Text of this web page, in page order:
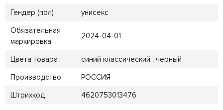
Гендер (пол)
унисекс
Обязательная
маркировка
2024-04-01
Цвета товара
синий классический , черный
Производство
РОССИЯ
Штрихкод
4620753013476